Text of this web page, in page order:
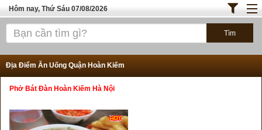
Hôm nay, Thứ Sáu 07/08/2026
Trang chủ
Bánh - Đồ Ăn Vặt
Thực Phẩm Nông Hải Sản
TOP QUÁN ĂN
Địa Điểm Ăn Uống Quận Hoàn Kiếm
Phở Bát Đàn Hoàn Kiếm Hà Nội